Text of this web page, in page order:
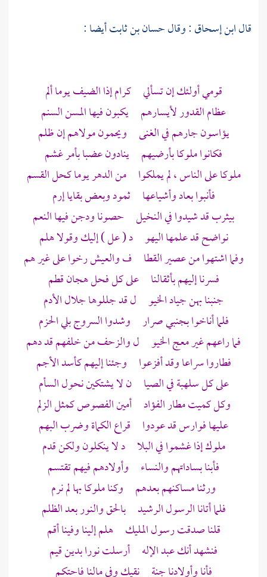
قالابن إسحاق: وقالحسان بن ثابتأيضا :
قومي أولئك إن تسألي كرام إذا الضيف يوما ألم
عظام القدور لأيسارهم يكبون فيها المسن السنم
يؤاسون جارهم في الغنى ويحمون مولاهم إن ظلم
فكانوا ملوكا بأرضيهم ينادون عضبا بأمر غشم
ملوكا على الناس ، لم يملكوا من الدهر يوما كحل القسم
فأنبوا بعاد وأشياعهاثمودوبعض بقاياإرم
بيثربقد شيدوا في النخيل حصونا ودجن فيها النعم
نواضح قد علمها اليهو د ( عل ) إليك وقولا هلم
وفما اشتهوا من عصير القطا ف والعيش رخوا على غير هم
فسرنا إليهم بأثقالنا على كل فحل هجان قطم
جنبنا بهن جياد الخيو ل قد جللوها جلال الأدم
فلما أناخوا بجنبيصرار وشدوا السروج بلي الحزم
فما راعهم غير معج الخيو ل والزحف من خلفهم قد دهم
فطاروا سراعا وقد أفزعوا وجئنا إليهم كأسد الأجم
على كل سلهبة في الصيا ن لا يشتكين نحول السأم
وكل كميت مطار الفؤاد أمين الفصوص كمثل الزلم
عليها فوارس قد عودوا قراع الكماة وضرب البهم
ملوك إذا غشموا في البلا د لا ينكلون ولكن قدم
فأبنا بساداتهم والنساء وأولادهم فيهم تقتسم
ورثنا مساكنهم بعدهم وكنا ملوكا بها لم نرم
فلما أتانا الرسول الرشيد بالحق والنور بعد الظلم
قلنا صدقت رسول المليك هلم إلينا وفينا أقم
فنشهد أنك عبد الإله أرسلت نورا بدين قيم
فأنا وأولادنا جنة نقيك وفي مالنا فاحتكم